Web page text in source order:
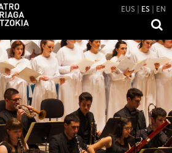
EUS ES EN